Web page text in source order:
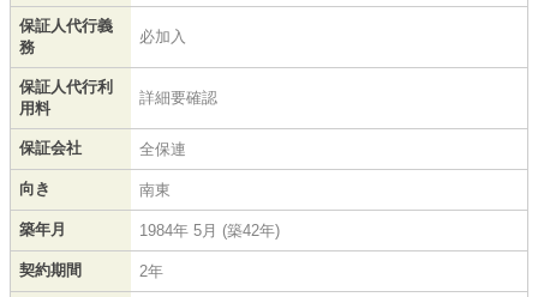
保証人代行義
務
必加入
保証人代行利
用料
詳細要確認
保証会社 全保連
向き 南東
築年月 1984年 5月 (築42年)
契約期間 2年